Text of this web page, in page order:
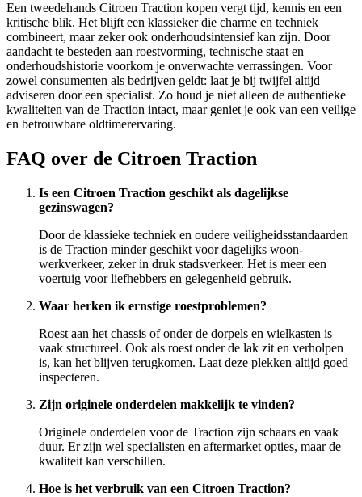
Een tweedehands Citroen Traction kopen vergt tijd, kennis en een
kritische blik. Het blijft een klassieker die charme en techniek
combineert, maar zeker ook onderhoudsintensief kan zijn. Door
aandacht te besteden aan roestvorming, technische staat en
onderhoudshistorie voorkom je onverwachte verrassingen. Voor
zowel consumenten als bedrijven geldt: laat je bij twijfel altijd
adviseren door een specialist. Zo houd je niet alleen de authentieke
kwaliteiten van de Traction intact, maar geniet je ook van een veilige
en betrouwbare oldtimerervaring.
FAQ over de Citroen Traction
Is een Citroen Traction geschikt als dagelijkse
gezinswagen?
Door de klassieke techniek en oudere veiligheidsstandaarden
is de Traction minder geschikt voor dagelijks woon-
werkverkeer, zeker in druk stadsverkeer. Het is meer een
voertuig voor liefhebbers en gelegenheid gebruik.
Waar herken ik ernstige roestproblemen?
Roest aan het chassis of onder de dorpels en wielkasten is
vaak structureel. Ook als roest onder de lak zit en verholpen
is, kan het blijven terugkomen. Laat deze plekken altijd goed
inspecteren.
Zijn originele onderdelen makkelijk te vinden?
Originele onderdelen voor de Traction zijn schaars en vaak
duur. Er zijn wel specialisten en aftermarket opties, maar de
kwaliteit kan verschillen.
Hoe is het verbruik van een Citroen Traction?